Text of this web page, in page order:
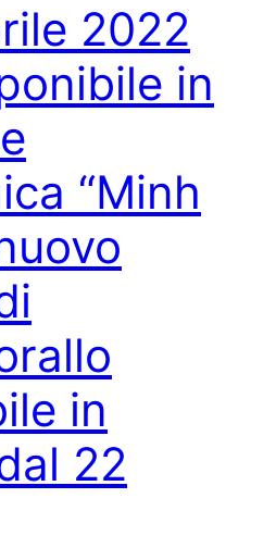
2022
in
“Minh
in
22